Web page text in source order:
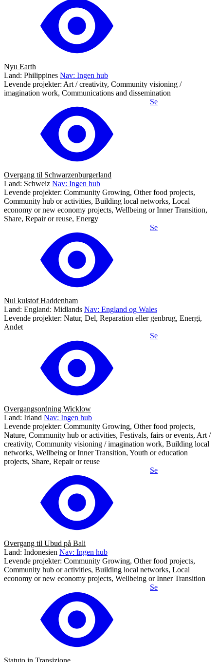
Nyu Earth
Land: Philippines Nav: Ingen hub
Levende projekter: Art / creativity, Community visioning /
imagination work, Communications and dissemination
Se
Overgang til Schwarzenburgerland
Land: Schweiz Nav: Ingen hub
Levende projekter: Community Growing, Other food projects,
Community hub or activities, Building local networks, Local
economy or new economy projects, Wellbeing or Inner Transition,
Share, Repair or reuse, Energy
Se
Nul kulstof Haddenham
Land: England: Midlands Nav: England og Wales
Levende projekter: Natur, Del, Reparation eller genbrug, Energi,
Andet
Se
Overgangsordning Wicklow
Land: Irland Nav: Ingen hub
Levende projekter: Community Growing, Other food projects,
Nature, Community hub or activities, Festivals, fairs or events, Art /
creativity, Community visioning / imagination work, Building local
networks, Wellbeing or Inner Transition, Youth or education
projects, Share, Repair or reuse
Se
Overgang til Ubud på Bali
Land: Indonesien Nav: Ingen hub
Levende projekter: Community Growing, Other food projects,
Community hub or activities, Building local networks, Local
economy or new economy projects, Wellbeing or Inner Transition
Se
Statuto in Transizione